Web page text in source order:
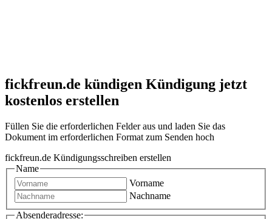
fickfreun.de kündigen Kündigung jetzt
kostenlos erstellen
Füllen Sie die erforderlichen Felder aus und laden Sie das
Dokument im erforderlichen Format zum Senden hoch
fickfreun.de Kündigungsschreiben erstellen
Name
Vorname
Nachname
Absenderadresse: